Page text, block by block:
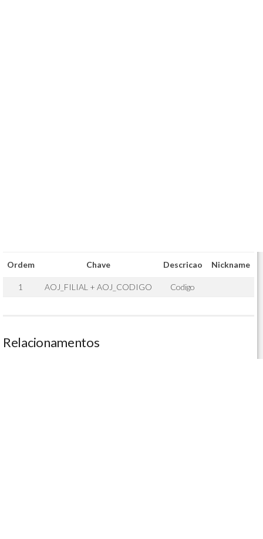
Ordem Chave Descricao Nickname
1 AOJ_FILIAL + AOJ_CODIGO Codigo
Relacionamentos